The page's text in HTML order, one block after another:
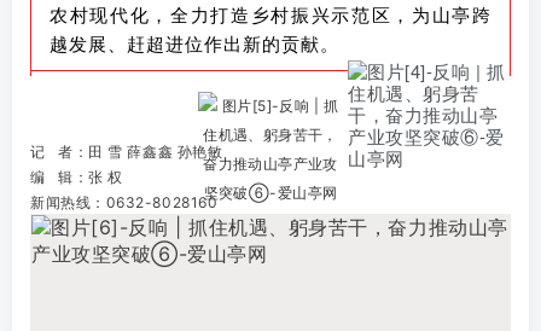
农村现代化，全力打造乡村振兴示范区，为山亭跨
越发展、赶超进位作出新的贡献。
记 者：田 雪 薛鑫鑫 孙艳敏
编 辑：张 权
新闻热线：0632-8028160